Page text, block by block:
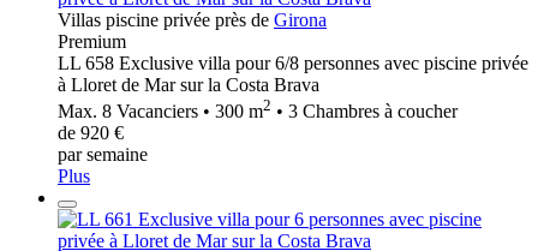
Villas piscine privée près de Girona
Premium
LL 658 Exclusive villa pour 6/8 personnes avec piscine privée
à Lloret de Mar sur la Costa Brava
Max. 8 Vacanciers • 300 m2 • 3 Chambres à coucher
de 920 €
par semaine
Plus